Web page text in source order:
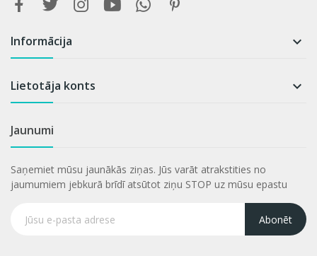
Informācija 
Lietotāja konts 
Jaunumi
Saņemiet mūsu jaunākās ziņas. Jūs varāt atrakstities no
jaumumiem jebkurā brīdī atsūtot ziņu STOP uz mūsu epastu
Abonēt